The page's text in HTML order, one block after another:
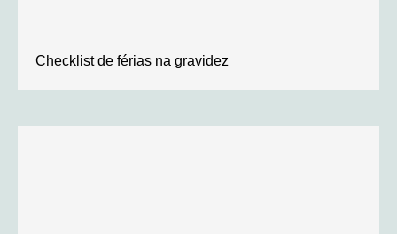
Checklist de férias na gravidez